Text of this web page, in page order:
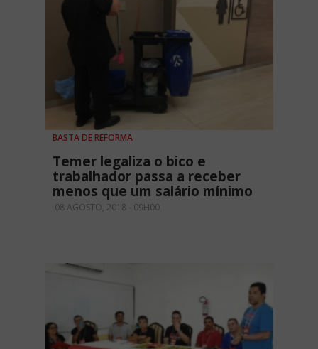
BASTA DE REFORMA
Temer legaliza o bico e
trabalhador passa a receber
menos que um salário mínimo
08 AGOSTO, 2018 - 09H00